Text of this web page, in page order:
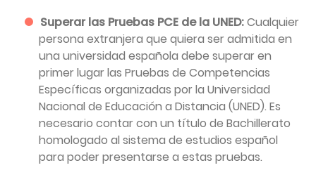
Superar las Pruebas PCE de la UNED:Cualquier
persona extranjera que quiera ser admitida en
una universidad española debe superar en
primer lugar las Pruebas de Competencias
Específicas organizadas por la Universidad
Nacional de Educación a Distancia (UNED). Es
necesario contar con un título de Bachillerato
homologado al sistema de estudios español
para poder presentarse a estas pruebas.